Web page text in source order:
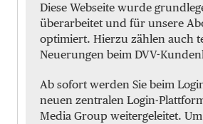
Diese Webseite wurde
überarbeitet und für unsere
optimiert. Hierzu zählen auch
Neuerungen beim DVV-
Ab sofort werden Sie beim
neuen zentralen Login-
Media Group weitergeleitet.